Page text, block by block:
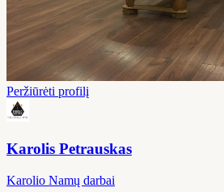
Peržiūrėti profilį
Karolis Petrauskas
Karolio Namų darbai